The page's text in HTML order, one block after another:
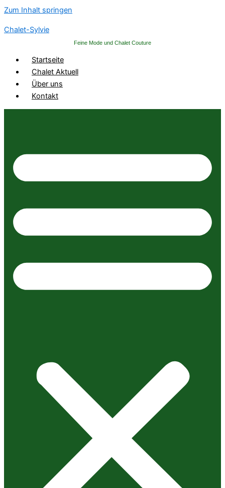
Zum Inhalt springen
Chalet-Sylvie
Feine Mode und Chalet Couture
Startseite
Chalet Aktuell
Über uns
Kontakt